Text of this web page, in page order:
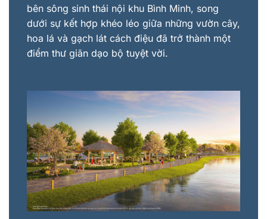
bên sông sinh thái nội khu Bình Minh, song
dưới sự kết hợp khéo léo giữa những vườn cây,
hoa lá và gạch lát cách điệu đã trở thành một
điểm thư giãn dạo bộ tuyệt vời.